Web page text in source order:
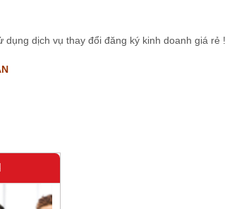
dụng dịch vụ thay đổi đăng ký kinh doanh giá rẻ !